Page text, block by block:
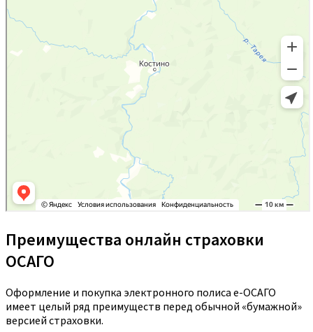
Преимущества онлайн страховки
ОСАГО
Оформление и покупка электронного полиса е-ОСАГО
имеет целый ряд преимуществ перед обычной «бумажной»
версией страховки.